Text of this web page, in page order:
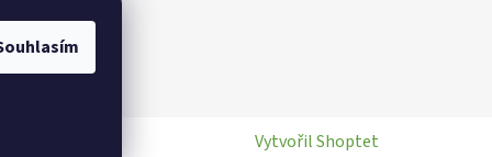
Vytvořil Shoptet